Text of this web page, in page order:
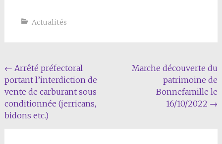
Actualités
Navigation
Article
← Arrêté préfectoral
portant l’interdiction de
vente de carburant sous
conditionnée (jerricans,
bidons etc.)
Marche découverte du
patrimoine de
Bonnefamille le
16/10/2022 →